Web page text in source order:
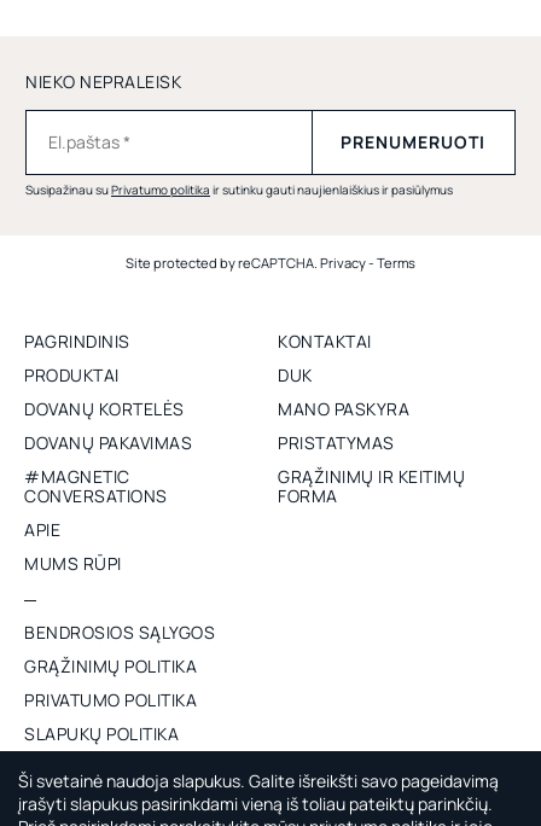
NIEKO NEPRALEISK
Susipažinau suPrivatumo politika ir sutinku gauti naujienlaiškius ir pasiūlymus
Site protected by reCAPTCHA. Privacy- Terms
PAGRINDINIS
PRODUKTAI
DOVANŲ KORTELĖS
DOVANŲ PAKAVIMAS
#MAGNETIC
CONVERSATIONS
APIE
MUMS RŪPI
KONTAKTAI
DUK
MANO PASKYRA
PRISTATYMAS
GRĄŽINIMŲ IR KEITIMŲ
FORMA
BENDROSIOS SĄLYGOS
GRĄŽINIMŲ POLITIKA
PRIVATUMO POLITIKA
SLAPUKŲ POLITIKA
ES PROJEKTAS
Ši svetainė naudoja slapukus. Galite išreikšti savo pageidavimą
įrašyti slapukus pasirinkdami vieną iš toliau pateiktų parinkčių.